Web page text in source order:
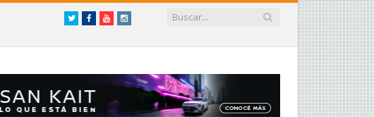
TwitterFacebookYouTubeInstagram